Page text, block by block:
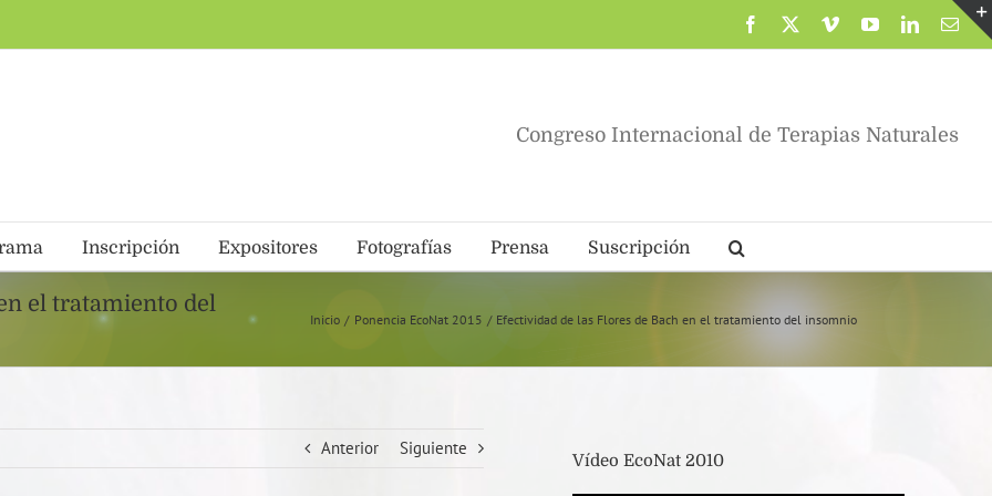
Facebook VimeoYouTubeLinkedIn
Congreso Internacional de Terapias Naturales
Inscripción Expositores Fotografías Prensa Suscripción
el tratamiento del
Inicio Ponencia EcoNat 2015 Efectividad de las Flores de Bach en el tratamiento del insomnio
Anterior Siguiente
Vídeo EcoNat 2010